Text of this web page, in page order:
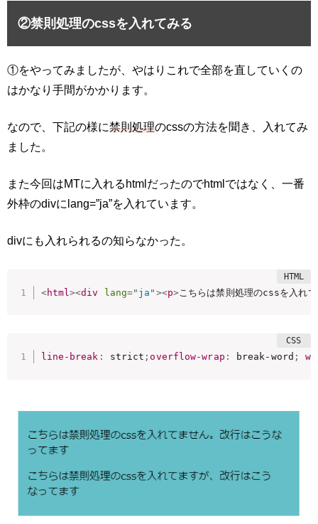
②禁則処理のcssを入れてみる
①をやってみましたが、やはりこれで全部を直していくの
はかなり手間がかかります。
なので、下記の様に禁則処理のcssの方法を聞き、入れてみ
ました。
また今回はMTに入れるhtmlだったのでhtmlではなく、一番
外枠のdivに lang=”ja”を入れています。
divにも入れられるの知らなかった。
<html><div lang=" ja " ><p> こちらは禁則処理のcssを入れ
line-break : strict ;overflow-wrap : break-word ;